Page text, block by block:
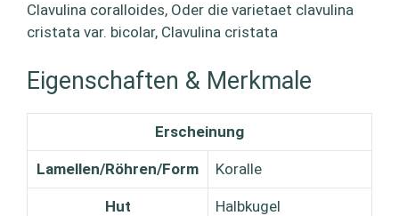
Clavulina coralloides, Oder die varietaet clavulina
cristata var. bicolar, Clavulina cristata
Eigenschaften & Merkmale
Erscheinung
Lamellen/Röhren/Form Koralle
Hut Halbkugel